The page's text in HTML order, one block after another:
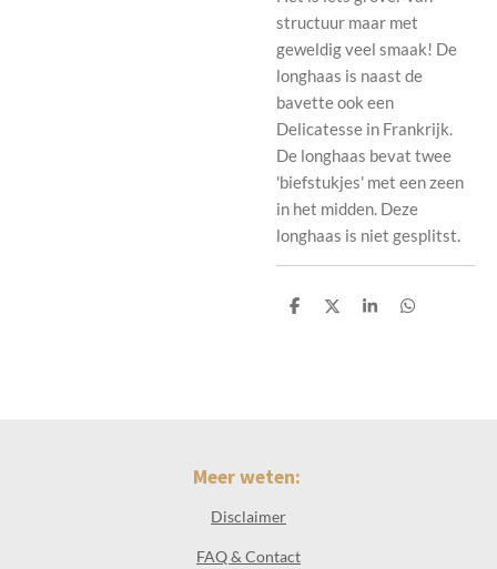
structuur maar met
geweldig veel smaak! De
longhaas is naast de
bavette ook een
Delicatesse in Frankrijk.
De longhaas bevat twee
'biefstukjes' met een zeen
in het midden. Deze
longhaas is niet gesplitst.
D
D
S
D
Meer weten:
Disclaimer
FAQ & Contact